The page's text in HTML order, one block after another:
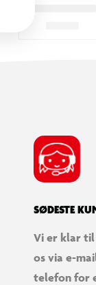
SØDESTE
Vi er klar
os via e-
telefon for